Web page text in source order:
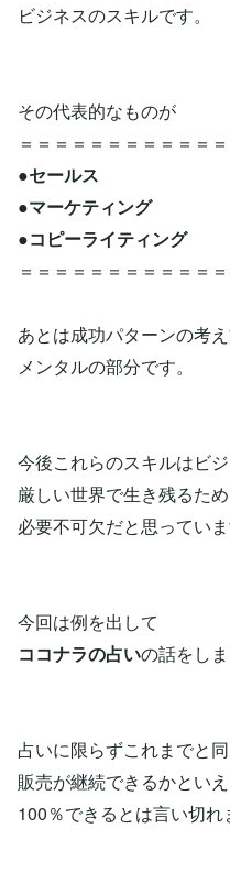
ビジネスのスキルです。
その代表的なものが
＝＝＝＝＝＝＝＝＝＝＝
●セールス
●マーケティング
●コピーライティング
＝＝＝＝＝＝＝＝＝＝＝
あとは成功パターンの考
メンタルの部分です。
今後これらのスキルはビ
厳しい世界で生き残るた
必要不可欠だと思っていま
今回は例を出して
ココナラの占いの話をし
占いに限らずこれまでと
販売が継続できるかとい
100％できるとは言い切れ